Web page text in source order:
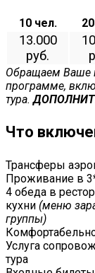
10 чел.
13.000
руб.
Обращаем Ваше
программе,
тура.
Что
Трансферы
Проживание в
4 обеда в
кухни (меню
группы)
Услуга
тура